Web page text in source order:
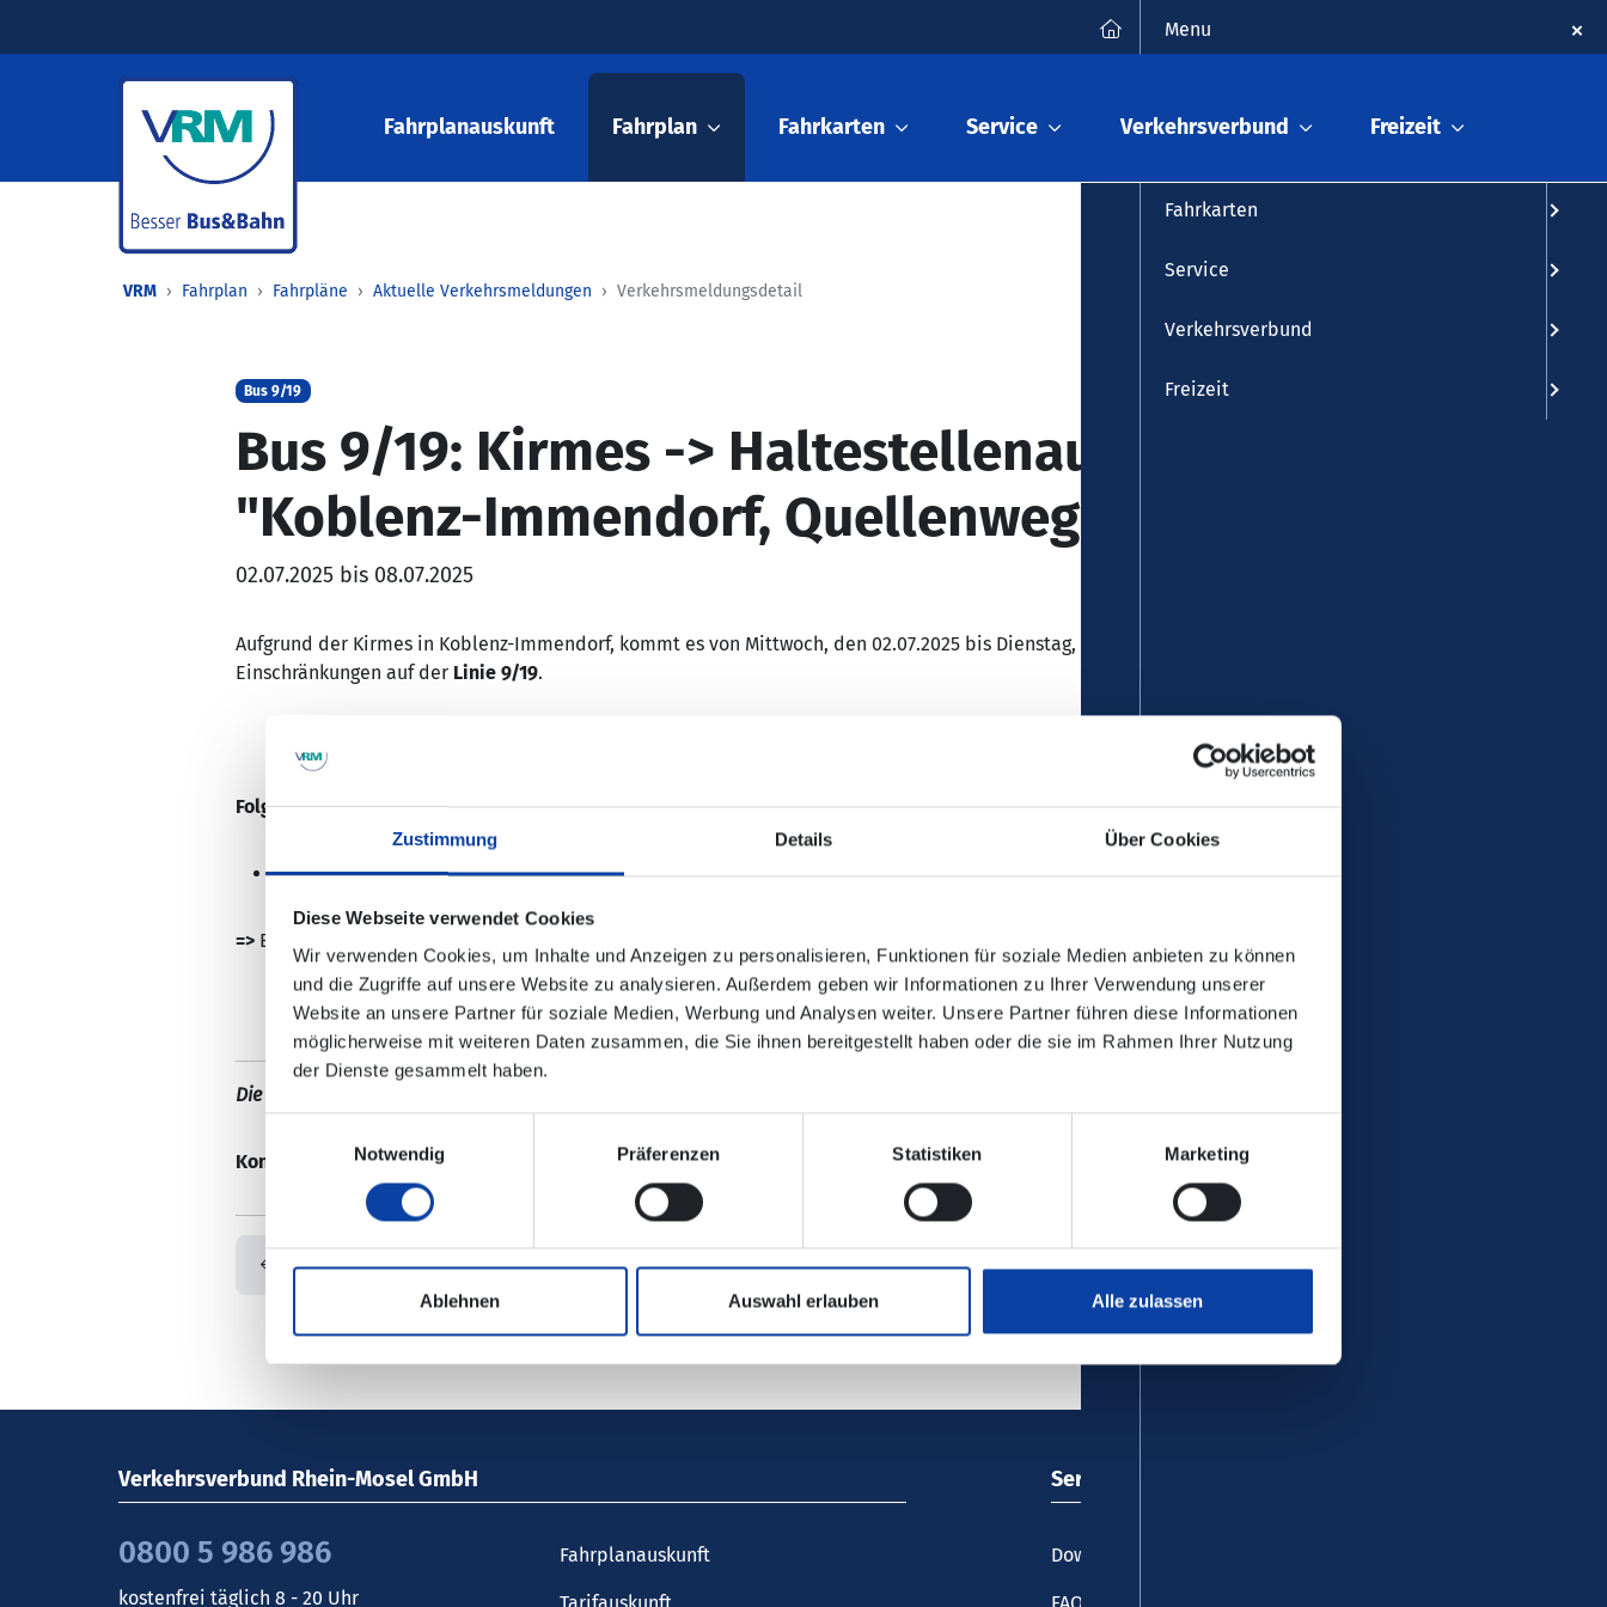
Zustimmung Details Über Cookies
Diese Webseite verwendet Cookies
Wir verwenden Cookies, um Inhalte und Anzeigen zu personalisieren, Funktionen für soziale Medien anbieten zu können
und die Zugriffe auf unsere Website zu analysieren. Außerdem geben wir Informationen zu Ihrer Verwendung unserer
Website an unsere Partner für soziale Medien, Werbung und Analysen weiter. Unsere Partner führen diese Informationen
möglicherweise mit weiteren Daten zusammen, die Sie ihnen bereitgestellt haben oder die sie im Rahmen Ihrer Nutzung
der Dienste gesammelt haben.
Notwendig
Präferenzen Statistiken Marketing
Ablehnen Auswahl erlauben Alle zulassen
Fahrplanauskunft Fahrplan Fahrkarten Service Verkehrsverbund Freizeit
VRM Fahrplan Fahrpläne Aktuelle Verkehrsmeldungen Verkehrsmeldungsdetail
Bus 9/19
Bus 9/19: Kirmes -> Haltestellenausfall
"Koblenz-Immendorf, Quellenweg"
02.07.2025 bis 08.07.2025
Aufgrund der Kirmes in Koblenz-Immendorf, kommt es von Mittwoch, den 02.07.2025 bis Dienstag, den 08.07.2025 zu
Einschränkungen auf derLinie 9/19.
Folgende Haltestelle kann nicht bedient werden:
Koblenz-Immendorf, "Quellenweg"
=>Eine
Die Änderungen sind nicht in der elektronischen Verbindungsauskunft enthalten!
Kontaktdaten:Verkehrs-Infos | Koblenzer Verkehrsbetriebe
Zurück
Verkehrsverbund Rhein-Mosel GmbH
0800 5 986 986
kostenfrei täglich 8 - 20 Uhr
Fahrplanauskunft
Service
Downloadcenter
Menu
Fahrkarten
Service
Verkehrsverbund
Freizeit